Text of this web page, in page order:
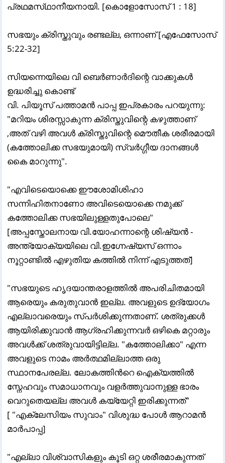
പ്രഥമസ്‌ഥാനീയനായി. [കൊളോസോസ്‌ 1 : 18]
സഭയും ക്രിസ്തുവും രണ്ടല്ല, ഒന്നാണ് [എഫേസോസ്
5:22-32]
സിയന്നെയിലെ വി ബെർണാർദിന്റെ വാക്കുകൾ
ഉദ്ധരിച്ചു കൊണ്ട്
വി. പിയൂസ് പത്താമൻ പാപ്പ ഇപ്രകാരം പറയുന്നു:
"മറിയം ശിരസ്സാകുന്ന ക്രിസ്തുവിന്റെ കഴുത്താണ്‌
,അത് വഴി അവൾ ക്രിസ്തുവിന്റെ മൌതീക ശരീരമായി
(കത്തോലിക്ക സഭയുമായി) സ്വർഗ്ഗീയ ദാനങ്ങൾ
കൈ മാറുന്നു".
"എവിടെയൊക്കെ ഈശോമിശിഹാ
സന്നിഹിതനാണോ അവിടെയൊക്കെ നമുക്ക്
കത്തോലിക്ക സഭയിലുള്ളതുപോലെ"
[അപ്പസ്തോലനായ വി.യോഹന്നാന്റെ ശിഷ്യൻ -
അന്ത്യോക്യയിലെ വി.ഇഗ്നേഷ്യസ് ഒന്നാം
നൂറ്റാണ്ടിൽ എഴുതിയ കത്തിൽ നിന്ന് എടുത്തത്]
"സഭയുടെ ഹൃദയാന്തരാളത്തിൽ അപരിചിതമായി
ആരെയും കരുതുവാൻ ഇല്ല. അവളുടെ ഉദ്യോഗം
എല്ലാവരെയും സ്പർശിക്കുന്നതാണ്. ശത്രുക്കൾ
ആയിരിക്കുവാൻ ആഗ്രഹിക്കുന്നവർ ഒഴികെ മറ്റാരും
അവൾക്ക് ശത്രുവായിട്ടില്ല. "കത്തോലിക്കാ" എന്ന
അവളുടെ നാമം അർത്ഥമില്ലാത്ത ഒരു
സ്ഥാനപേരല്ല. ലോകത്തിൻറെ ഐക്യത്തിൽ
സ്നേഹവും സമാധാനവും വളർത്തുവാനുള്ള ഭാരം
വെറുതെയല്ല അവൾ കയ്യേറ്റി ഇരിക്കുന്നത്"
[ "എക്ലേസിയം സുവാം" വിശുദ്ധ പോൾ ആറാമൻ
മാർപാപ്പ]
"എല്ലാ വിശ്വാസികളും കൂടി ഒറ്റ ശരീരമാകുന്നത്